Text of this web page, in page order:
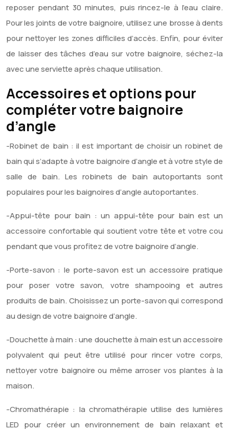
reposer pendant 30 minutes, puis rincez-le à l’eau claire.
Pour les joints de votre baignoire, utilisez une brosse à dents
pour nettoyer les zones difficiles d’accès. Enfin, pour éviter
de laisser des tâches d’eau sur votre baignoire, séchez-la
avec une serviette après chaque utilisation.
Accessoires et options pour
compléter votre baignoire
d’angle
-Robinet de bain : il est important de choisir un robinet de
bain qui s’adapte à votre baignoire d’angle et à votre style de
salle de bain. Les robinets de bain autoportants sont
populaires pour les baignoires d’angle autoportantes.
-Appui-tête pour bain : un appui-tête pour bain est un
accessoire confortable qui soutient votre tête et votre cou
pendant que vous profitez de votre baignoire d’angle.
-Porte-savon : le porte-savon est un accessoire pratique
pour poser votre savon, votre shampooing et autres
produits de bain. Choisissez un porte-savon qui correspond
au design de votre baignoire d’angle.
-Douchette à main : une douchette à main est un accessoire
polyvalent qui peut être utilisé pour rincer votre corps,
nettoyer votre baignoire ou même arroser vos plantes à la
maison.
-Chromathérapie : la chromathérapie utilise des lumières
LED pour créer un environnement de bain relaxant et